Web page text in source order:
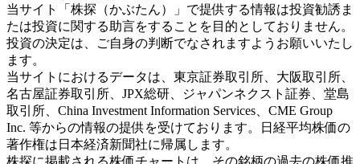
当サイト「株探（かぶたん）」で提供する情報は投資勧誘ま
たは投資に関する助言をすることを目的としておりません。
投資の決定は、ご自身の判断でなされますようお願いいたし
ます。
当サイトにおけるデータは、東京証券取引所、大阪取引所、
名古屋証券取引所、JPX総研、ジャパンネクスト証券、堂島
取引所、China Investment Information Services、CME Group
Inc. 等からの情報の提供を受けております。日経平均株価の
著作権は日本経済新聞社に帰属します。
株探に掲載される株価チャートは、その銘柄の過去の株価推